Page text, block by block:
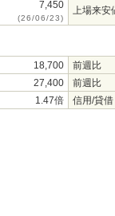
7,450
(26/06/23)
上場来安
18,700
前週比
27,400
前週比
1.47倍 信用/貸借